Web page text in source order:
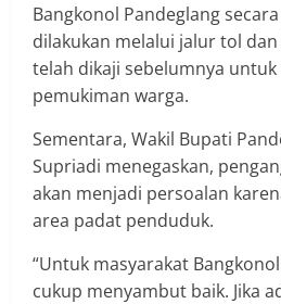
Bangkonol Pandeglang
dilakukan melalui jalur tol
telah dikaji sebelumnya
pemukiman warga.
Sementara, Wakil Bupati
Supriadi menegaskan,
akan menjadi persoalan
area padat penduduk.
“Untuk masyarakat
cukup menyambut baik. Jika